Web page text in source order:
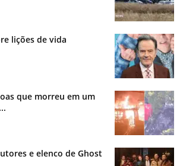
lições de vida
que morreu em um
e elenco de Ghost